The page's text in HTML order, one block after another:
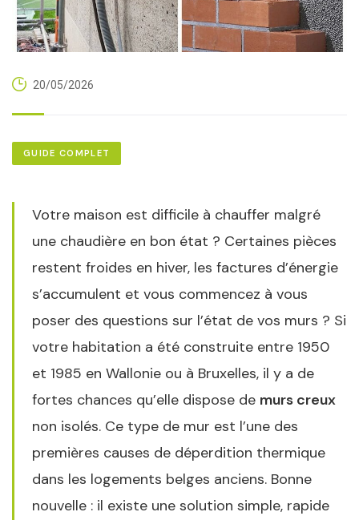
20/05/2026
GUIDE COMPLET
Votre maison est difficile à chauffer malgré
une chaudière en bon état ? Certaines pièces
restent froides en hiver, les factures d’énergie
s’accumulent et vous commencez à vous
poser des questions sur l’état de vos murs ? Si
votre habitation a été construite entre 1950
et 1985 en Wallonie ou à Bruxelles, il y a de
fortes chances qu’elle dispose de murs creux
non isolés. Ce type de mur est l’une des
premières causes de déperdition thermique
dans les logements belges anciens. Bonne
nouvelle : il existe une solution simple, rapide